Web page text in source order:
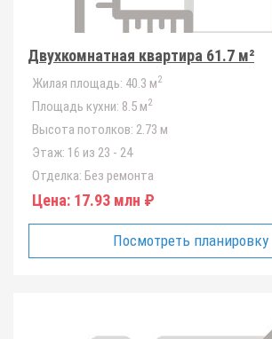
Двухкомнатная квартира 61.7 м²
Жилая площадь: 40.3 м2
Площадь кухни: 8.5 м2
Высота потолков: 2.73 м
Этаж: 16 из 23 - 24
Отделка: Без ремонта
Цена: 17.93 млн ₽
Посмотреть планировку